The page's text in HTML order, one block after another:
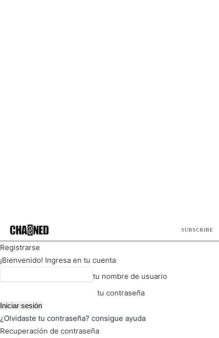
SUBSCRIBE
Registrarse
¡Bienvenido! Ingresa en tu cuenta
tu nombre de usuario
tu contraseña
¿Olvidaste tu contraseña? consigue ayuda
Recuperación de contraseña